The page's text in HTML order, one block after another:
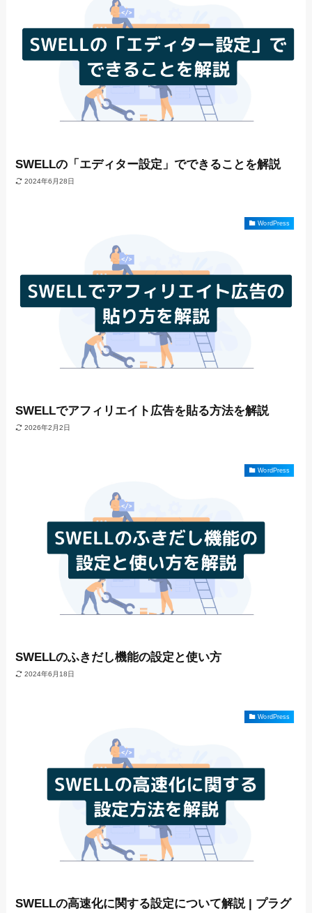
SWELLの「エディター設定」でできることを解説
2024年6月28日
WordPress
SWELLでアフィリエイト広告を貼る方法を解説
2026年2月2日
WordPress
SWELLのふきだし機能の設定と使い方
2024年6月18日
WordPress
SWELLの高速化に関する設定について解説 | プラグ